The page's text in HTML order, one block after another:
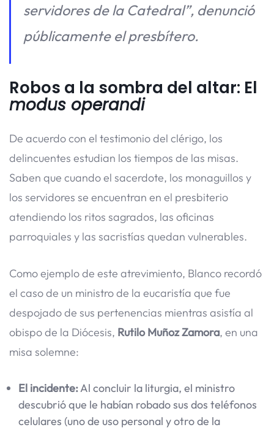
servidores de la Catedral”, denunció
públicamente el presbítero.
Robos a la sombra del altar: El
modus operandi
De acuerdo con el testimonio del clérigo, los
delincuentes estudian los tiempos de las misas.
Saben que cuando el sacerdote, los monaguillos y
los servidores se encuentran en el presbiterio
atendiendo los ritos sagrados, las oficinas
parroquiales y las sacristías quedan vulnerables.
Como ejemplo de este atrevimiento, Blanco recordó
el caso de un ministro de la eucaristía que fue
despojado de sus pertenencias mientras asistía al
obispo de la Diócesis, Rutilo Muñoz Zamora, en una
misa solemne:
El incidente:Al concluir la liturgia, el ministro
descubrió que le habían robado sus dos teléfonos
celulares (uno de uso personal y otro de la